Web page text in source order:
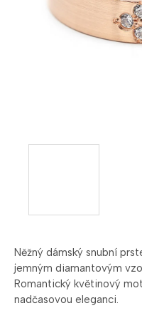
Něžný dámský snubní
jemným diamantovým
Romantický květinový
nadčasovou eleganci.